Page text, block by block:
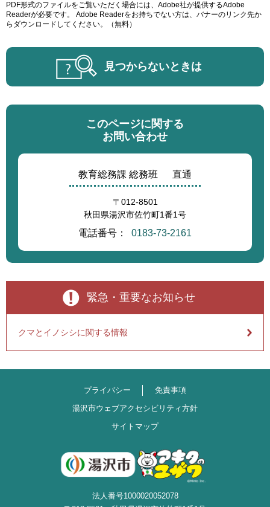
PDF形式のファイルをご覧いただく場合には、Adobe社が提供するAdobe
Readerが必要です。
Adobe Readerをお持ちでない方は、バナーのリンク先か
らダウンロードしてください。（無料）
見つからないときは
このページに関する
お問い合わせ
教育総務課 総務班 直通
〒012-8501
秋田県湯沢市佐竹町1番1号
電話番号： 0183-73-2161
緊急・重要なお知らせ
クマとイノシシに関する情報
プライバシー
免責事項
湯沢市ウェブアクセシビリティ方針
サイトマップ
法人番号1000020052078